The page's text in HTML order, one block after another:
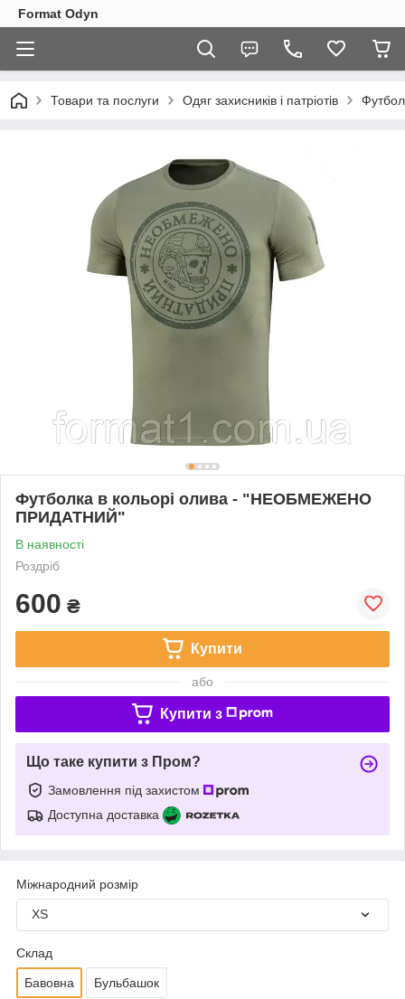
Format Odyn
Товари та послуги Одяг захисників і патріотів
Футболка в кольорі олива - "НЕОБМЕЖЕНО
ПРИДАТНИЙ"
В наявності
Роздріб
600 ₴
Купити
або
Купити з
Що таке купити з Пром?
Замовлення під захистом
Доступна доставка
Міжнародний розмір
XS
Склад
Бавовна Бульбашок